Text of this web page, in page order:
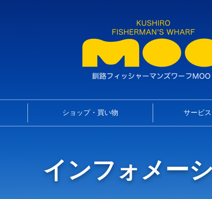
ショップ・買い物 サービ
インフォメー